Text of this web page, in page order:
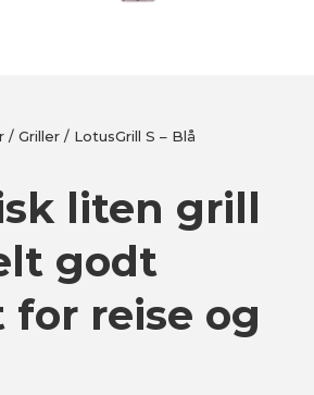
/ Griller/ LotusGrill S – Blå
liten grill
godt
for reise og